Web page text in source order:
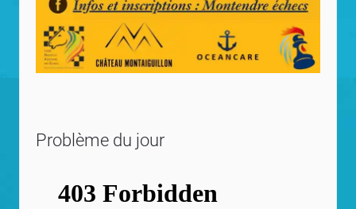
Problème du jour